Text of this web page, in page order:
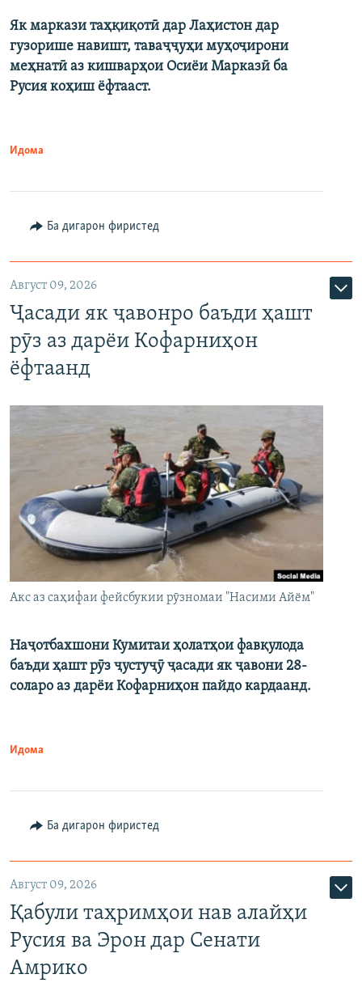
Як маркази таҳқиқотӣ дар Лаҳистон дар
гузорише навишт, таваҷҷуҳи муҳоҷирони
меҳнатӣ аз кишварҳои Осиёи Марказӣ ба
Русия коҳиш ёфтааст.
Идома
Ба дигарон фиристед
Август 09, 2026
Ҷасади як ҷавонро баъди ҳашт
рӯз аз дарёи Кофарниҳон
ёфтаанд
Акс аз саҳифаи фейсбукии рӯзномаи "Насими Айём"
Наҷотбахшони Кумитаи ҳолатҳои фавқулода
баъди ҳашт рӯз ҷустуҷӯ ҷасади як ҷавони 28-
соларо аз дарёи Кофарниҳон пайдо кардаанд.
Идома
Ба дигарон фиристед
Август 09, 2026
Қабули таҳримҳои нав алайҳи
Русия ва Эрон дар Сенати
Амрико